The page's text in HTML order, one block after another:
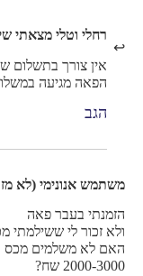
רחלי וטלי מצאתי
אין צורך בתשלום
הפאה מגיעה
הגב
משתמש אנונימי (לא
הזמנתי בעבר פאה
ולא זכור לי ששילמתי
האם לא משלמים מכס
2000-3000 שח?